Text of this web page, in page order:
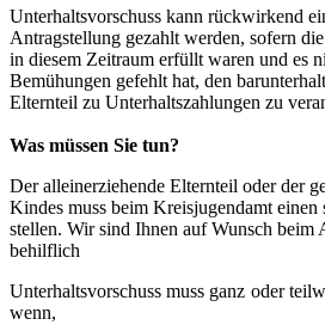
Unterhaltsvorschuss kann rückwirkend
Antragstellung gezahlt werden, sofern
in diesem Zeitraum erfüllt waren und es
Bemühungen gefehlt hat, den
Elternteil zu Unterhaltszahlungen zu
Was müssen Sie tun?
Der alleinerziehende Elternteil oder der
Kindes muss beim Kreisjugendamt
stellen. Wir sind Ihnen auf Wunsch beim
behilflich
Unterhaltsvorschuss muss ganz oder
wenn,